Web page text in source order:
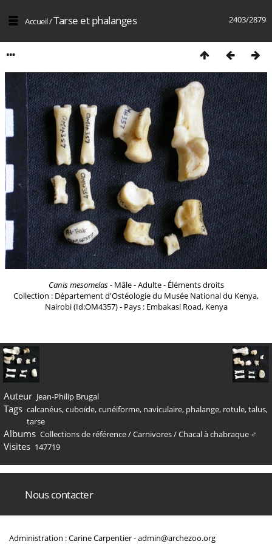
2403/2879
Accueil/Tarse et phalanges
Canis mesomelas- Mâle - Adulte - Éléments droits
Collection : Département d'Ostéologie du Musée National du Kenya,
Nairobi (Id:OM4357) - Pays : Embakasi Road, Kenya
Auteur Jean-Philip Brugal
Tags calcanéus,cuboïde,cunéiforme, naviculaire, phalange, rotule,talus,
tarse
Albums Collections de référence/Carnivores/Chacal à chabraque ♂
Visites 147719
Nous contacter
Administration : Carine Carpentier -admin@archezoo.org